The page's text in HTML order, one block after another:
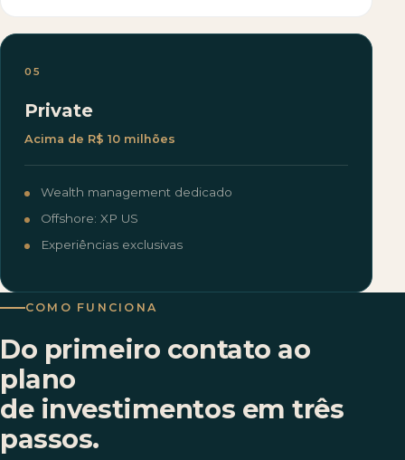
05
Private
Acima de R$ 10 milhões
Wealth management dedicado
Offshore: XP US
Experiências exclusivas
COMO FUNCIONA
Do primeiro contato ao
plano
de investimentos em três
passos.